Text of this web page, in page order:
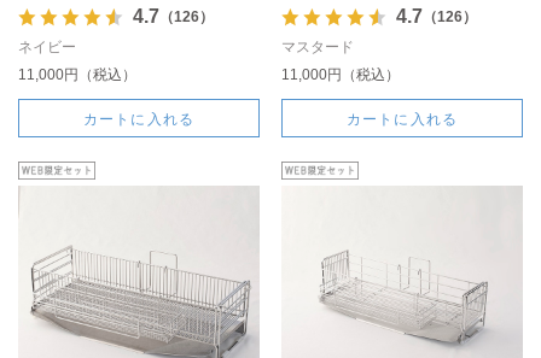
4.7 （126）
ネイビー
11,000円（税込）
カートに入れる
4.7 （126）
マスタード
11,000円（税込）
カートに入れる